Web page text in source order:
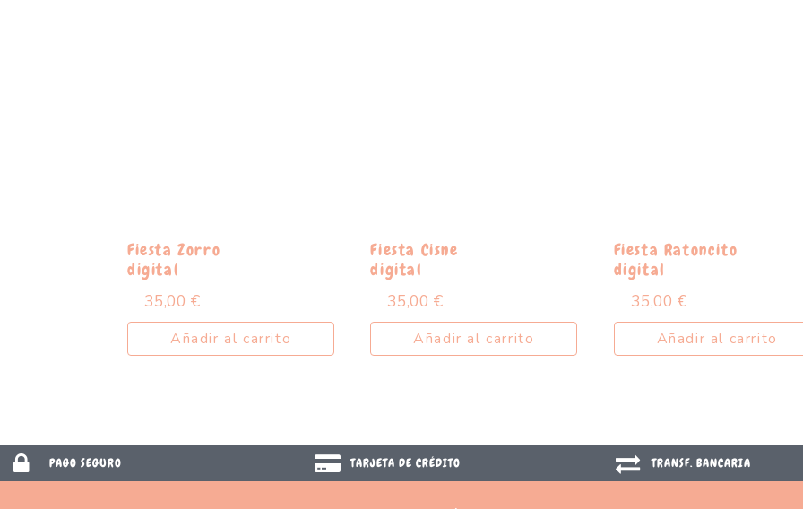
Fiesta Zorro
digital
35,00 €
Añadir al carrito
Fiesta Cisne
digital
35,00€
Añadir al carrito
Fiesta Ratoncito
digital
35,00 €
Añadir al carrito
PAGO SEGURO TARJETA DE CRÉDITO TRANSF. BANCARIA